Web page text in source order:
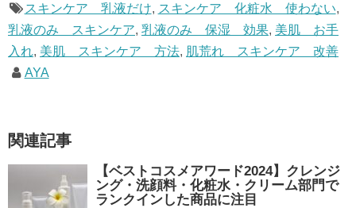
スキンケア 乳液だけ, スキンケア 化粧水 使わない,
乳液のみ スキンケア, 乳液のみ 保湿 効果, 美肌 お手
入れ, 美肌 スキンケア 方法, 肌荒れ スキンケア 改善
AYA
関連記事
【ベストコスメアワード2024】クレンジ
ング・洗顔料・化粧水・クリーム部門で
ランクインした商品に注目